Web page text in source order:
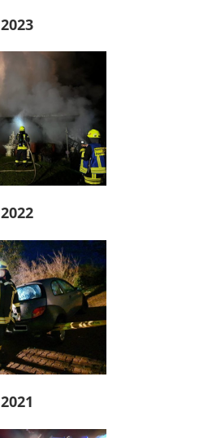
2023
2022
2021